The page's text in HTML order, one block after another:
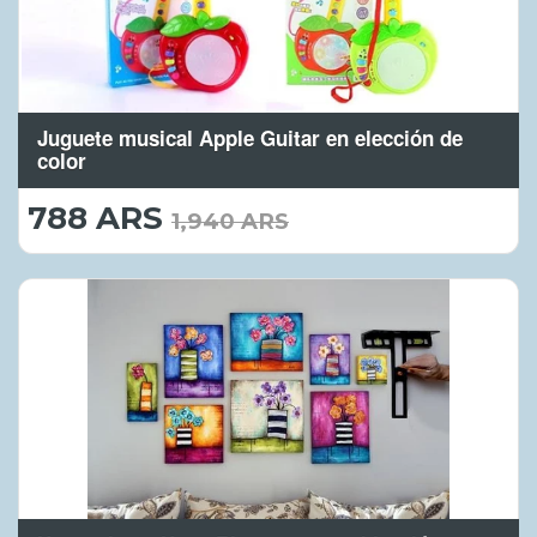
Juguete musical Apple Guitar en elección de
color
788 ARS 788.00
ARS
1,940 ARS